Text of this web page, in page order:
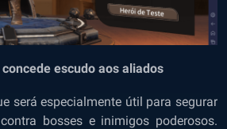
escudo aos aliados
será especialmente útil para segurar
bosses e inimigos poderosos.